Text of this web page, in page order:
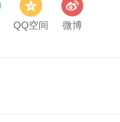
QQ空间 微博